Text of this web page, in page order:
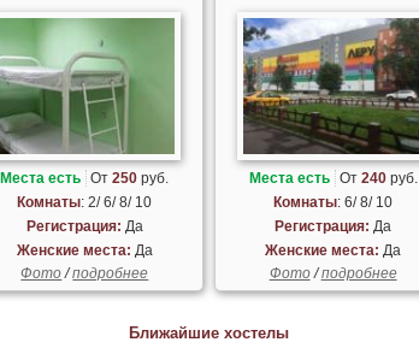
Места есть От250 руб.
Комнаты: 2/ 6/ 8/ 10
Регистрация: Да
Женские места: Да
Фото/подробнее
Места есть От 240руб.
Комнаты: 6/ 8/ 10
Регистрация: Да
Женские места: Да
Фото/подробнее
Ближайшие хостелы